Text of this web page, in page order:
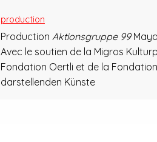
production
Production Aktionsgruppe 99
Avec le soutien de la Migros
Fondation Oertli et de la
darstellenden Künste